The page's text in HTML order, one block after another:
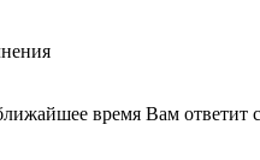
время Вам ответит